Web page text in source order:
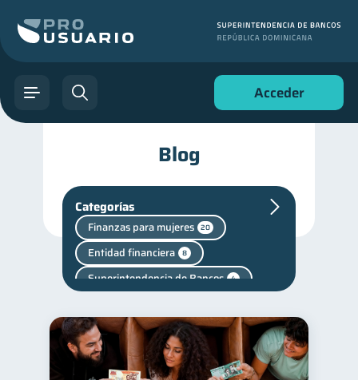
Acceder
Blog
Categorías
Finanzas para mujeres 20
Entidad financiera 8
Superintendencia de Bancos 4
inversiones 1
Salud mental 1 Retiro 1